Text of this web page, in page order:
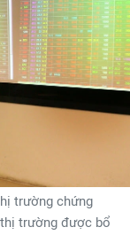
trường chứng
trường được bổ